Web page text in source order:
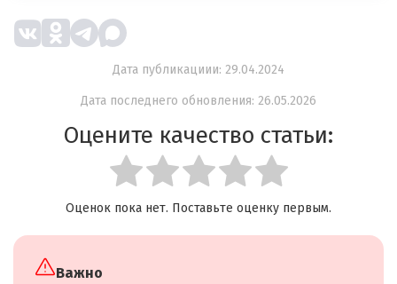
Дата публикациии: 29.04.2024
Дата последнего обновления: 26.05.2026
Оцените качество статьи:
Оценок пока нет. Поставьте оценку первым.
Важно